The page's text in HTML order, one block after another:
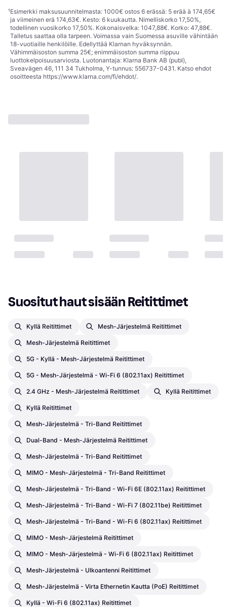
¹Esimerkki maksusuunnitelmasta: 1000€ ostos 6 erässä: 5 erää à 174,65€
ja viimeinen erä 174,63€. Kesto: 6 kuukautta. Nimelliskorko 17,50%,
todellinen vuosikorko 17,50%. Kokonaisvelka: 1047,88€. Korko: 47,88€.
Talletus saattaa olla tarpeen. Voimassa vain Suomessa asuville vähintään
18-vuotiaille henkilöille. Edellyttää Klarnan hyväksynnän.
Vähimmäisoston summa 25€; enimmäisoston summa riippuu
luottokelpoisuusarviosta. Luotonantaja: Klarna Bank AB (publ),
Sveavägen 46, 111 34 Tukholma, Y-tunnus: 556737-0431. Katso ehdot
osoitteesta https://www.klarna.com/fi/ehdot/.
Suositut haut sisään Reitittimet
Kyllä Reitittimet Mesh-Järjestelmä Reitittimet
Mesh-Järjestelmä Reitittimet
5G - Kyllä - Mesh-Järjestelmä Reitittimet
5G - Mesh-Järjestelmä - Wi-Fi 6 (802.11ax) Reitittimet
2.4 GHz - Mesh-Järjestelmä Reitittimet Kyllä Reitittimet
Kyllä Reitittimet
Mesh-Järjestelmä - Tri-Band Reitittimet
Dual-Band - Mesh-Järjestelmä Reitittimet
Mesh-Järjestelmä - Tri-Band Reitittimet
MIMO - Mesh-Järjestelmä - Tri-Band Reitittimet
Mesh-Järjestelmä - Tri-Band - Wi-Fi 6E (802.11ax) Reitittimet
Mesh-Järjestelmä - Tri-Band - Wi-Fi 7 (802.11be) Reitittimet
Mesh-Järjestelmä - Tri-Band - Wi-Fi 6 (802.11ax) Reitittimet
MIMO - Mesh-Järjestelmä Reitittimet
MIMO - Mesh-Järjestelmä - Wi-Fi 6 (802.11ax) Reitittimet
Mesh-Järjestelmä - Ulkoantenni Reitittimet
Mesh-Järjestelmä - Virta Ethernetin Kautta (PoE) Reitittimet
Kyllä - Wi-Fi 6 (802.11ax) Reitittimet